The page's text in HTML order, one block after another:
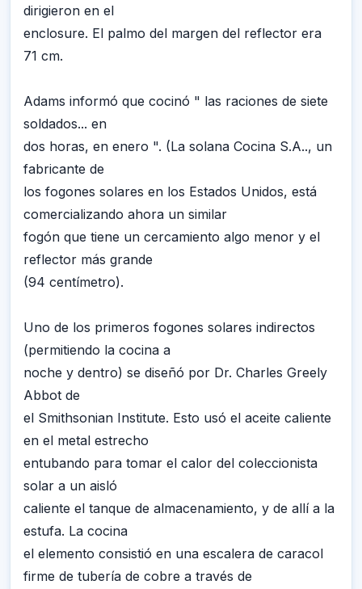
dirigieron en el
enclosure. El palmo del margen del reflector era
71 cm.
Adams informó que cocinó " las raciones de siete
soldados... en
dos horas, en enero ". (La solana Cocina S.A.., un
fabricante de
los fogones solares en los Estados Unidos, está
comercializando ahora un similar
fogón que tiene un cercamiento algo menor y el
reflector más grande
(94 centímetro).
Uno de los primeros fogones solares indirectos
(permitiendo la cocina a
noche y dentro) se diseñó por Dr. Charles Greely
Abbot de
el Smithsonian Institute. Esto usó el aceite caliente
en el metal estrecho
entubando para tomar el calor del coleccionista
solar a un aisló
caliente el tanque de almacenamiento, y de allí a la
estufa. La cocina
el elemento consistió en una escalera de caracol
firme de tubería de cobre a través de